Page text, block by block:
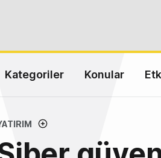
Kategoriler Konular